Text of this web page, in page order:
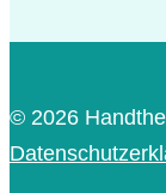
© 2026